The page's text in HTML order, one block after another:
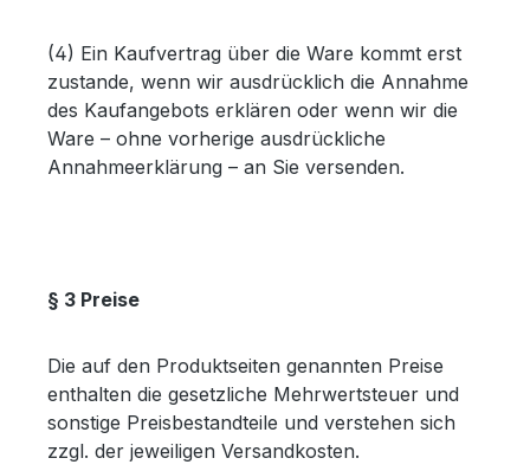
(4) Ein Kaufvertrag über die Ware kommt erst
zustande, wenn wir ausdrücklich die Annahme
des Kaufangebots erklären oder wenn wir die
Ware – ohne vorherige ausdrückliche
Annahmeerklärung – an Sie versenden.
§ 3 Preise
Die auf den Produktseiten genannten Preise
enthalten die gesetzliche Mehrwertsteuer und
sonstige Preisbestandteile und verstehen sich
zzgl. der jeweiligen Versandkosten.